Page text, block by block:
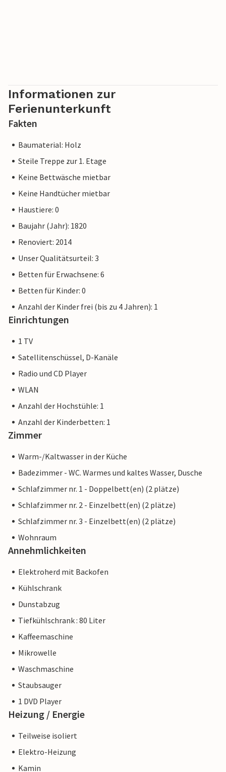
Informationen zur
Ferienunterkunft
Fakten
Baumaterial: Holz
Steile Treppe zur 1. Etage
Keine Bettwäsche mietbar
Keine Handtücher mietbar
Haustiere: 0
Baujahr (Jahr): 1820
Renoviert: 2014
Unser Qualitätsurteil: 3
Betten für Erwachsene: 6
Betten für Kinder: 0
Anzahl der Kinder frei (bis zu 4 Jahren): 1
Einrichtungen
1 TV
Satellitenschüssel, D-Kanäle
Radio und CD Player
WLAN
Anzahl der Hochstühle: 1
Anzahl der Kinderbetten: 1
Zimmer
Warm-/Kaltwasser in der Küche
Badezimmer - WC. Warmes und kaltes Wasser, Dusche
Schlafzimmer nr. 1 - Doppelbett(en) (2 plätze)
Schlafzimmer nr. 2 - Einzelbett(en) (2 plätze)
Schlafzimmer nr. 3 - Einzelbett(en) (2 plätze)
Wohnraum
Annehmlichkeiten
Elektroherd mit Backofen
Kühlschrank
Dunstabzug
Tiefkühlschrank : 80 Liter
Kaffeemaschine
Mikrowelle
Waschmaschine
Staubsauger
1 DVD Player
Heizung / Energie
Teilweise isoliert
Elektro-Heizung
Kamin